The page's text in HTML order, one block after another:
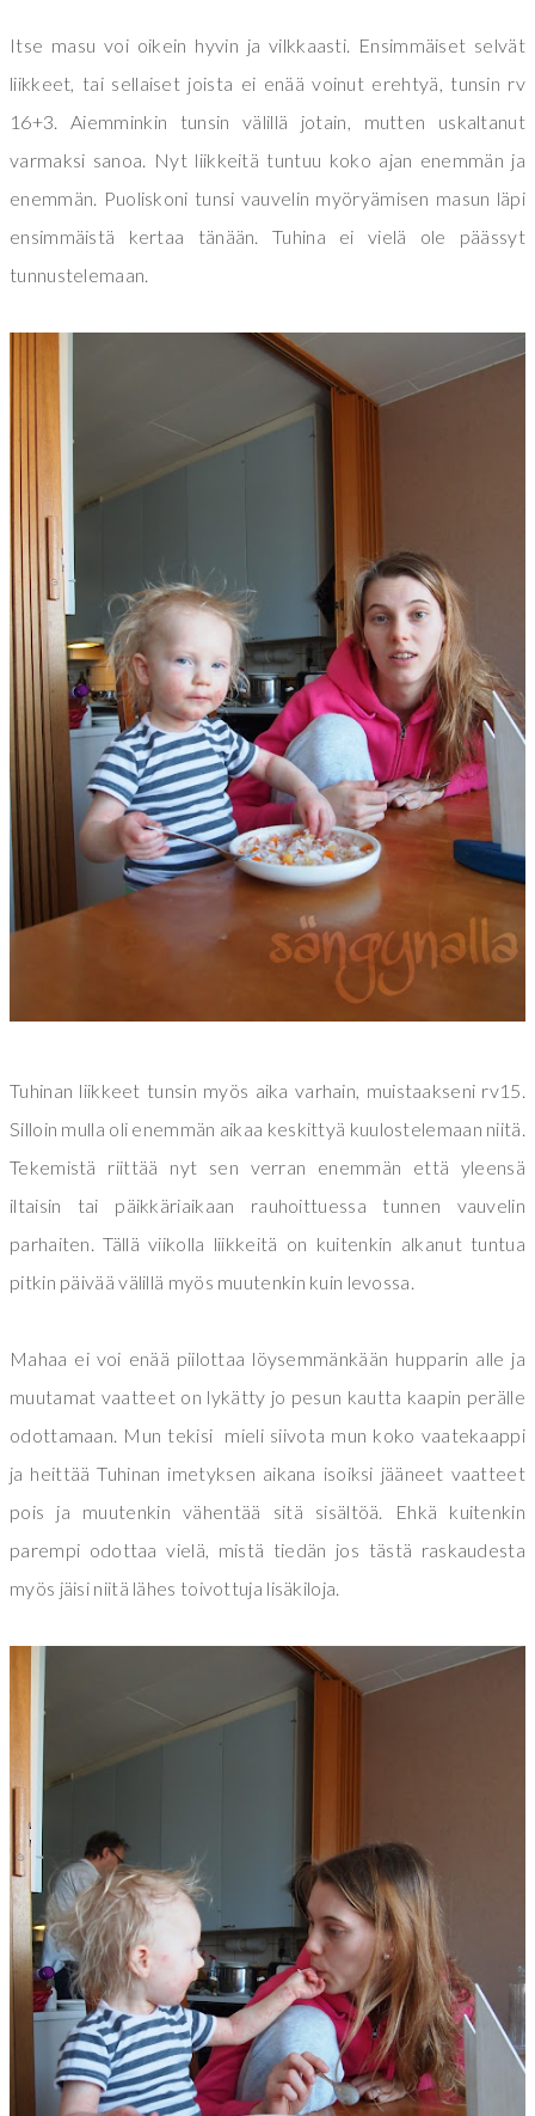
Itse masu voi oikein hyvin ja vilkkaasti. Ensimmäiset selvät
liikkeet, tai sellaiset joista ei enää voinut erehtyä, tunsin rv
16+3. Aiemminkin tunsin välillä jotain, mutten uskaltanut
varmaksi sanoa. Nyt liikkeitä tuntuu koko ajan enemmän ja
enemmän. Puoliskoni tunsi vauvelin myöryämisen masun läpi
ensimmäistä kertaa tänään. Tuhina ei vielä ole päässyt
tunnustelemaan.
Tuhinan liikkeet tunsin myös aika varhain, muistaakseni rv15.
Silloin mulla oli enemmän aikaa keskittyä kuulostelemaan niitä.
Tekemistä riittää nyt sen verran enemmän että yleensä
iltaisin tai päikkäriaikaan rauhoittuessa tunnen vauvelin
parhaiten. Tällä viikolla liikkeitä on kuitenkin alkanut tuntua
pitkin päivää välillä myös muutenkin kuin levossa.
Mahaa ei voi enää piilottaa löysemmänkään hupparin alle ja
muutamat vaatteet on lykätty jo pesun kautta kaapin perälle
odottamaan. Mun tekisi mieli siivota mun koko vaatekaappi
ja heittää Tuhinan imetyksen aikana isoiksi jääneet vaatteet
pois ja muutenkin vähentää sitä sisältöä. Ehkä kuitenkin
parempi odottaa vielä, mistä tiedän jos tästä raskaudesta
myös jäisi niitä lähes toivottuja lisäkiloja.